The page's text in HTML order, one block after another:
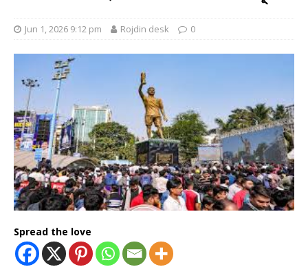
Jun 1, 2026 9:12 pm Rojdin desk 0
Spread the love